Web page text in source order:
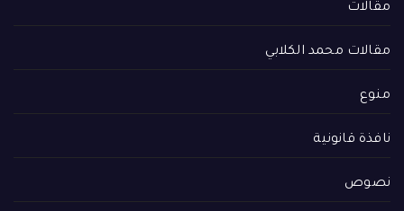
مقالات
مقالات محمد الكلابي
منوع
نافذة قانونية
نصوص